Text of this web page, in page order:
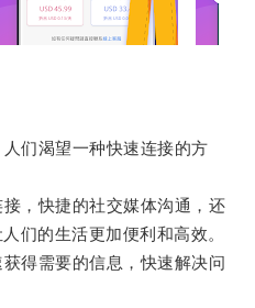
们渴望一种快速连接的方
，快捷的社交媒体沟通，还
们的生活更加便利和高效。
需要的信息，快速解决问